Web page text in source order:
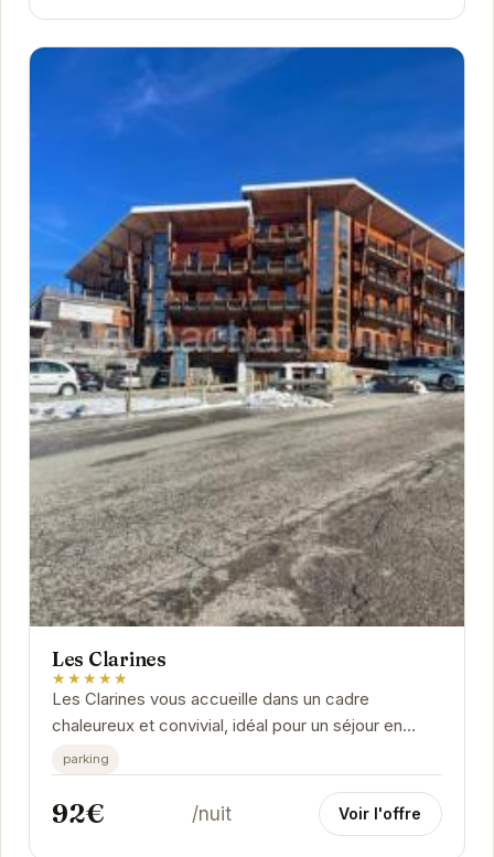
Les Clarines
★★★★★
Les Clarines vous accueille dans un cadre
chaleureux et convivial, idéal pour un séjour en
famille ou entre amis. Profitez d'un emplacement...
parking
92€ /nuit Voir l'offre